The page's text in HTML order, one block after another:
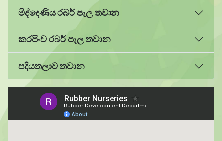
මිද්දෙණිය රබර් පැල තවාන
කරපිංච රබර් පැල තවාන
පදියතලාව තවාන